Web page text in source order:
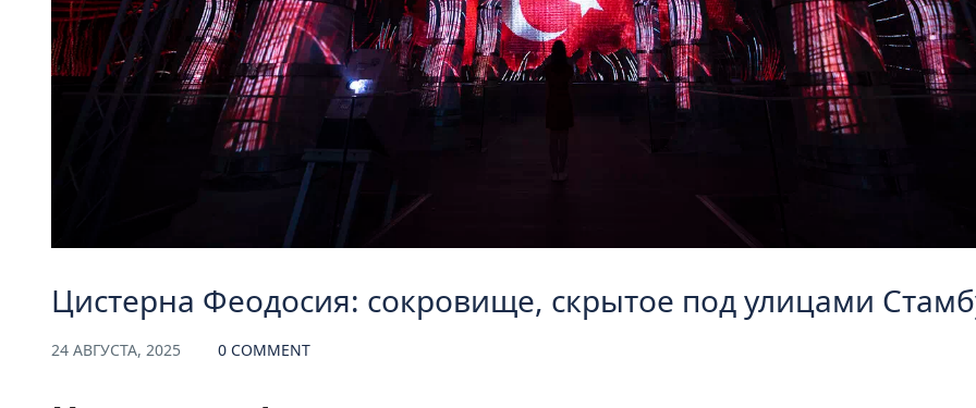
Цистерна Феодосия: сокровище, скрытое под улицами
24 АВГУСТА, 2025 0 COMMENT